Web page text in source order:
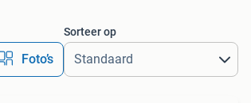
Foto’s
Sorteer op